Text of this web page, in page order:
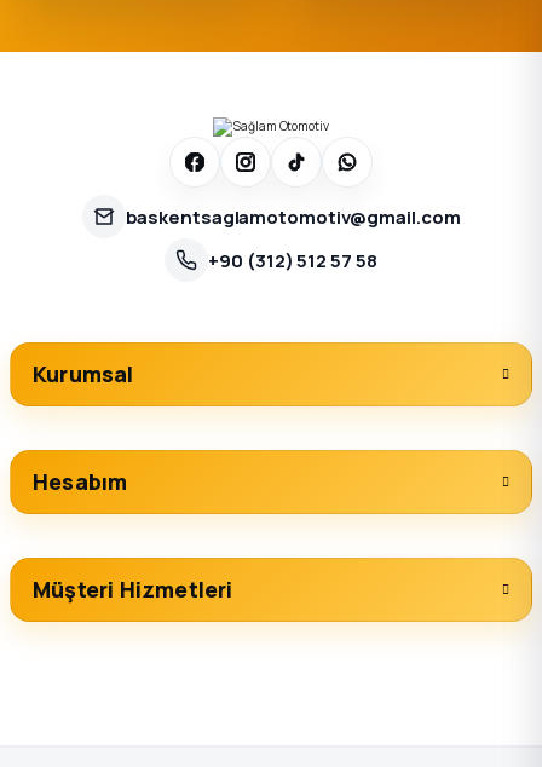
baskentsaglamotomotiv@gmail.com
+90 (312) 512 57 58
Kurumsal
Hesabım
Müşteri Hizmetleri